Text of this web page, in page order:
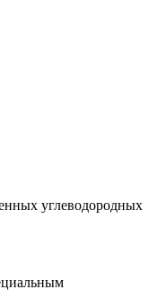
углеводородных